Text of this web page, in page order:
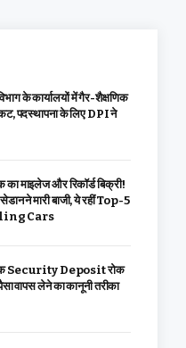
के कार्यालयों में गैर-शैक्षणिक
पदस्थापना के लिए DPI ने
माइलेज और रिकॉर्ड बिक्री!
ने मारी बाजी, ये रहीं Top-5
Cars
Security Deposit रोक
वापस लेने का कानूनी तरीका